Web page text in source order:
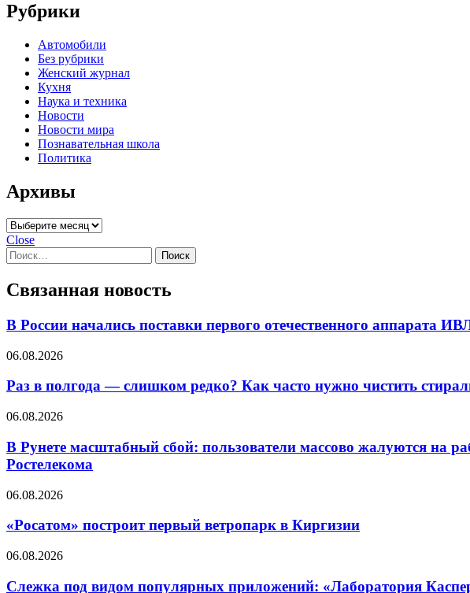
Рубрики
Автомобили
Без рубрики
Женский журнал
Кухня
Наука и техника
Новости
Новости мира
Познавательная школа
Политика
Архивы
Архивы
Close
Найти:
Связанная новость
В России начались поставки первого отечественного аппарата
06.08.2026
Раз в полгода — слишком редко? Как часто нужно чистить
06.08.2026
В Рунете масштабный сбой: пользователи массово жалуются на
Ростелекома
06.08.2026
«Росатом» построит первый ветропарк в Киргизии
06.08.2026
Слежка под видом популярных приложений: «Лаборатория